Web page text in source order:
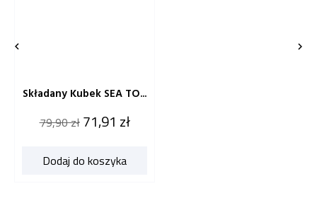
Składany Kubek SEA TO...
Cena
79,90 zł Cena
71,91 zł
Dodaj do koszyka
 